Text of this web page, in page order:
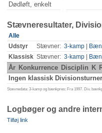
Dødløft, enkelt
Stævneresultater,
Alle
Udstyr
Stævner: 3-kamp
Klassisk Stævner: 3-kamp
År Konkurrence Disciplin K
Ingen klassisk
Stævnedata: 3-kamp og bænkpres: Fra 1997. Div.
Logbøger og andre
Tilføj link